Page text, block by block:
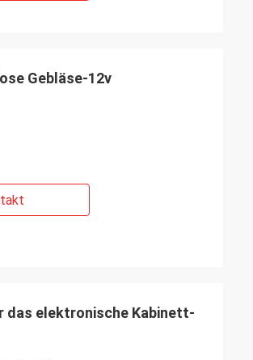
Gebläse-12v
das elektronische Kabinett-